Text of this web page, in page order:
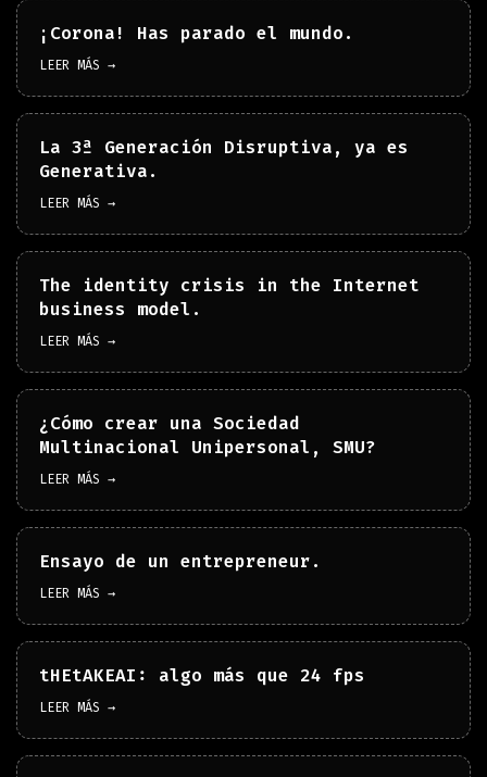
¡Corona! Has parado el mundo.
LEER MÁS →
La 3ª Generación Disruptiva, ya es
Generativa.
LEER MÁS →
The identity crisis in the Internet
business model.
LEER MÁS →
¿Cómo crear una Sociedad
Multinacional Unipersonal, SMU?
LEER MÁS →
Ensayo de un entrepreneur.
LEER MÁS →
tHEtAKEAI: algo más que 24 fps
LEER MÁS →